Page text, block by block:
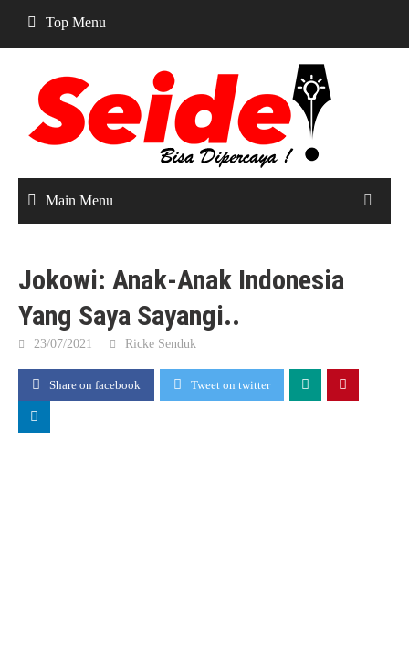
content
Top Menu
Main Menu
Jokowi: Anak-Anak Indonesia
Yang Saya Sayangi..
23/07/2021 Ricke Senduk
Share on facebook Tweet on twitter